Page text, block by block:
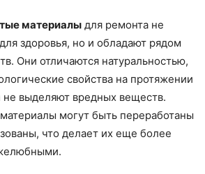
материалы для ремонта не
здоровья, но и обладают рядом
Они отличаются натуральностью,
свойства на протяжении
не выделяют вредных веществ.
могут быть переработаны
что делает их еще более